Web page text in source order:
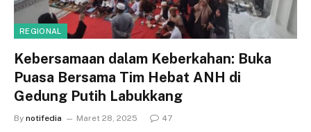
REGIONAL
Kebersamaan dalam Keberkahan: Buka
Puasa Bersama Tim Hebat ANH di
Gedung Putih Labukkang
By notifedia Maret 28, 2025 47